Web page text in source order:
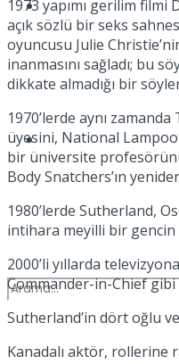
Spor
Podcast
1973 yapımı gerilim filmi
açık sözlü bir seks
oyuncusu Julie
inanmasını sağladı; bu
dikkate almadığı bir
1970’lerde aynı
üyesini, National
bir üniversite
Body Snatchers’ın
1980’lerde Sutherland,
intihara meyilli bir gencin
2000’li yıllarda
Commander-in-Chief gibi
Sutherland’in dört oğlu ve
Kanadalı aktör, rollerine